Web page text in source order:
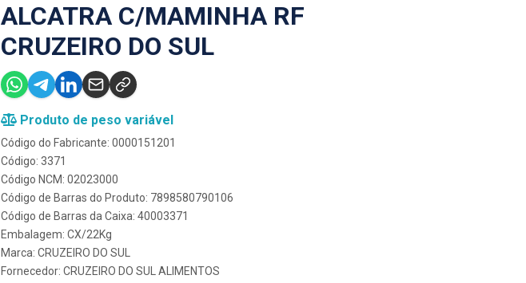
ALCATRA C/MAMINHA RF
CRUZEIRO DO SUL
Produto de peso variável
Código do Fabricante: 0000151201
Código: 3371
Código NCM: 02023000
Código de Barras do Produto: 7898580790106
Código de Barras da Caixa: 40003371
Embalagem: CX/22Kg
Marca: CRUZEIRO DO SUL
Fornecedor: CRUZEIRO DO SUL ALIMENTOS